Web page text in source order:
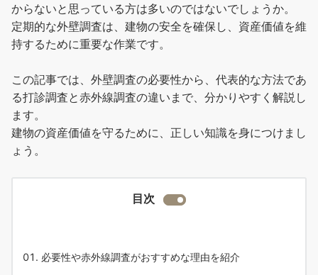
からないと思っている方は多いのではないでしょうか。
定期的な外壁調査は、建物の安全を確保し、資産価値を維
持するために重要な作業です。
この記事では、外壁調査の必要性から、代表的な方法であ
る打診調査と赤外線調査の違いまで、分かりやすく解説し
ます。
建物の資産価値を守るために、正しい知識を身につけまし
ょう。
目次
必要性や赤外線調査がおすすめな理由を紹介